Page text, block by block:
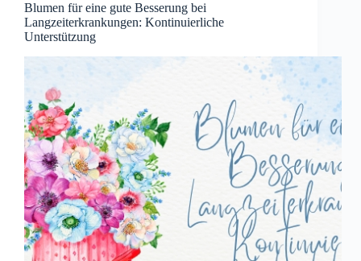
Blumen für eine gute Besserung bei
Langzeiterkrankungen: Kontinuierliche
Unterstützung